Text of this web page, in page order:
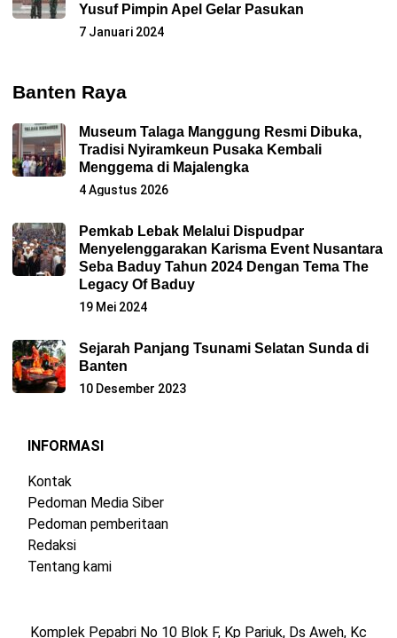
Yusuf Pimpin Apel Gelar Pasukan
7 Januari 2024
Banten Raya
Museum Talaga Manggung Resmi Dibuka,
Tradisi Nyiramkeun Pusaka Kembali
Menggema di Majalengka
4 Agustus 2026
Pemkab Lebak Melalui Dispudpar
Menyelenggarakan Karisma Event Nusantara
Seba Baduy Tahun 2024 Dengan Tema The
Legacy Of Baduy
19 Mei 2024
Sejarah Panjang Tsunami Selatan Sunda di
Banten
10 Desember 2023
INFORMASI
Kontak
Pedoman Media Siber
Pedoman pemberitaan
Redaksi
Tentang kami
Komplek Pepabri No 10 Blok F, Kp Pariuk, Ds Aweh, Kc